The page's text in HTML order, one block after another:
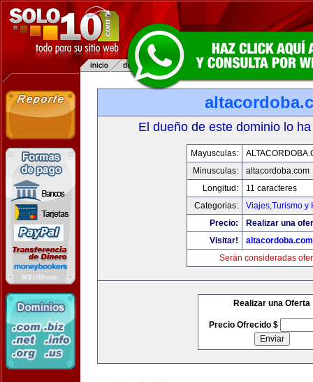
El dueño de este dominio lo
Mayusculas:
Minusculas:
altacordoba.com
Longitud:
11 caracteres
Categorias:
Viajes,Turismo y
Precio:
Realizar una
Visitar!
altacordoba.com
Serán consideradas
Realizar una Oferta
Precio Ofrecido $